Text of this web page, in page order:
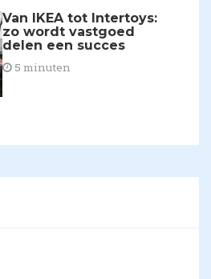
Van IKEA tot Intertoys:
zo wordt vastgoed
delen een succes
5 minuten